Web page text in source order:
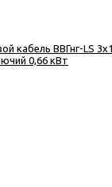
кабель ВВГнг-LS
0,66 кВт